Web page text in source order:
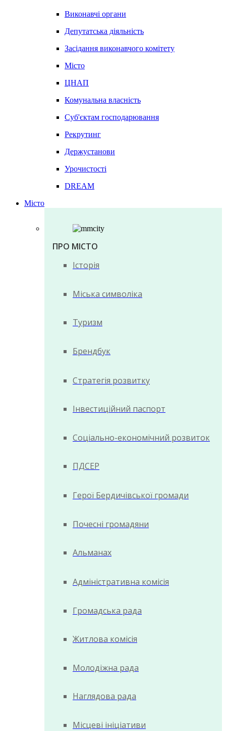
Виконавчі органи
Депутатська діяльність
Засідання виконавчого комітету
Місто
ЦНАП
Комунальна власність
Суб'єктам господарювання
Рекрутинг
Держустанови
Урочистості
DREAM
Місто
ПРО МІСТО
Історія
Міська символіка
Туризм
Брендбук
Стратегія розвитку
Інвестиційний паспорт
Соціально-економічний розвиток
ПДСЕР
Герої Бердичівської громади
Почесні громадяни
Альманах
Адміністративна комісія
Громадська рада
Житлова комісія
Молодіжна рада
Наглядова рада
Місцеві ініціативи